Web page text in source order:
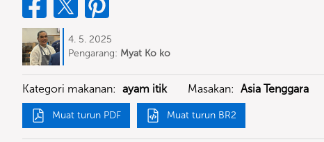
4. 5. 2025
Pengarang: Myat Ko ko
Kategori makanan: ayam itik Masakan: Asia Tenggara
Muat turun PDF Muat turun BR2